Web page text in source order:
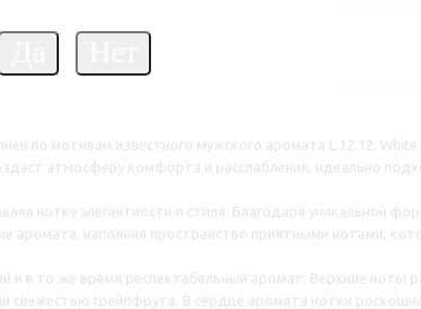
по мотивам известного мужского аромата L.12.12. White
атмосферу комфорта и расслабления, идеально
нотку элегантности и стиля. Благодаря уникальной
аромата, наполняя пространство приятными нотами,
и в то же время респектабельный аромат. Верхние ноты
свежестью грейпфрута. В сердце аромата нотки